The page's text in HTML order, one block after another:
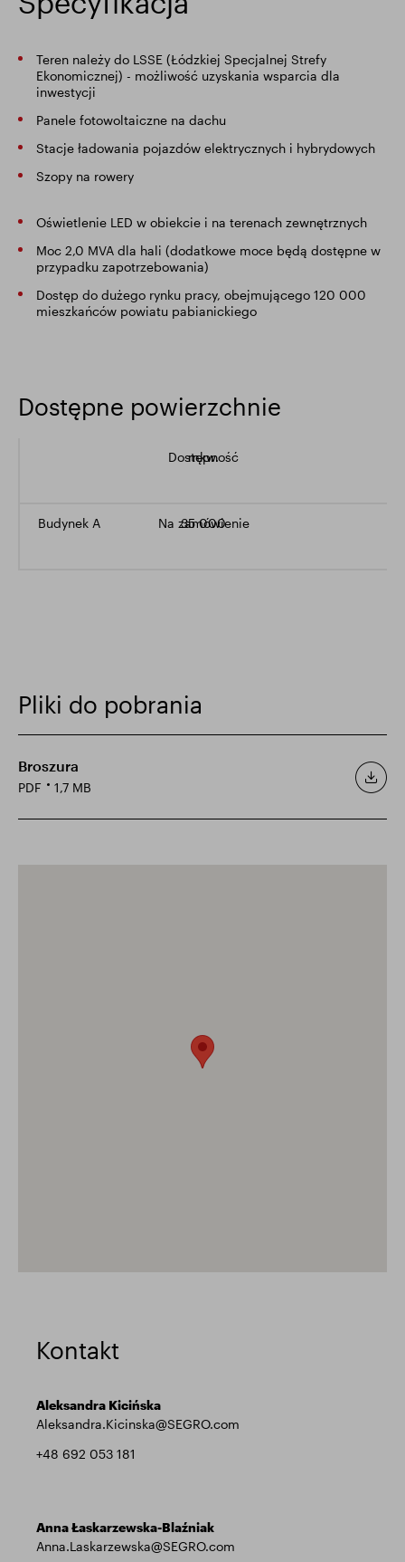
Teren należy do LSSE (Łódzkiej Specjalnej Strefy
Ekonomicznej) - możliwość uzyskania wsparcia dla
inwestycji
Panele fotowoltaiczne na dachu
Stacje ładowania pojazdów elektrycznych i hybrydowych
Szopy na rowery
Oświetlenie LED w obiekcie i na terenach zewnętrznych
Moc 2,0 MVA dla hali (dodatkowe moce będą dostępne w
przypadku zapotrzebowania)
Dostęp do dużego rynku pracy, obejmującego 120 000
mieszkańców powiatu pabianickiego
Dostępne powierzchnie
Dostępność
mkw.
Budynek A Na zamówienie
35 000
Pliki do pobrania
Broszura
PDF 1,7 MB
Kontakt
Aleksandra Kicińska
Aleksandra.Kicinska@SEGRO.com
+48 692 053 181
Anna Łaskarzewska-Blaźniak
Anna.Laskarzewska@SEGRO.com